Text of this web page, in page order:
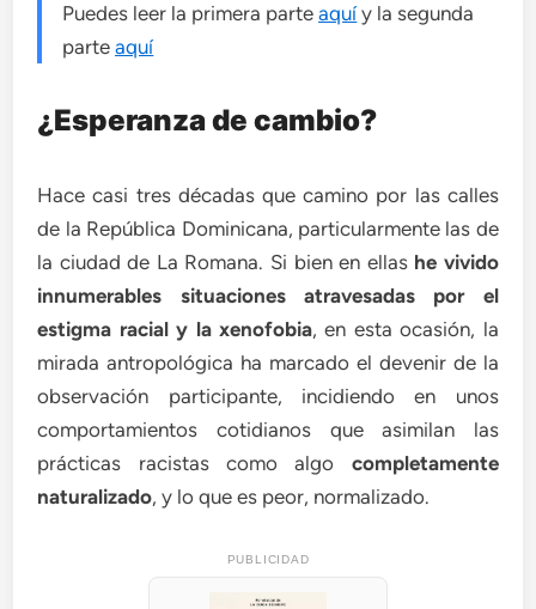
Puedes leer la primera parteaquíy la segunda
parteaquí
¿Esperanza de cambio?
Hace casi tres décadas que camino por las calles
de la República Dominicana, particularmente las de
la ciudad de La Romana. Si bien en ellas he vivido
innumerables situaciones atravesadas por el
estigma racial y la xenofobia, en esta ocasión, la
mirada antropológica ha marcado el devenir de la
observación participante, incidiendo en unos
comportamientos cotidianos que asimilan las
prácticas racistas como algo completamente
naturalizado, y lo que es peor, normalizado.
PUBLICIDAD